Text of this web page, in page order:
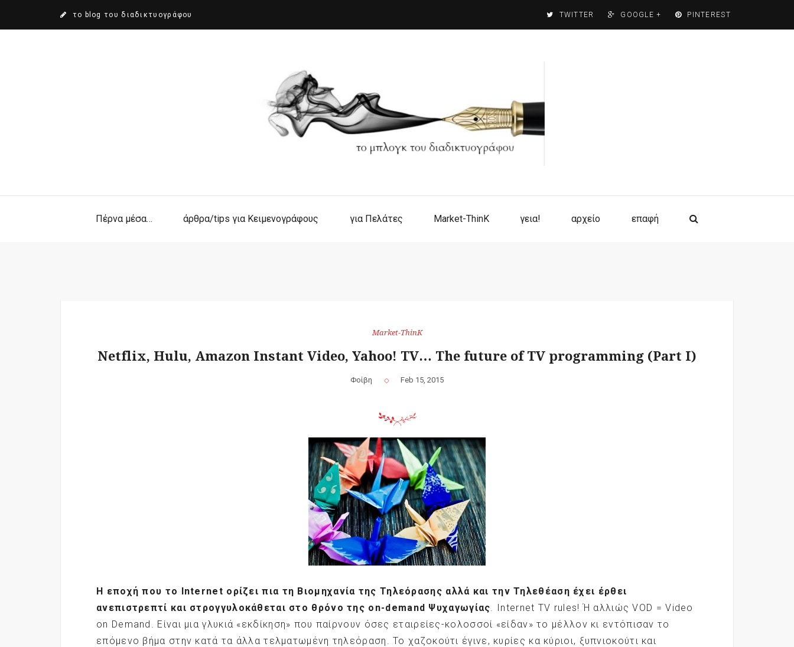
το blog του διαδικτυογράφου TWITTER GOOGLE + PINTEREST
Πέρνα μέσα… άρθρα/tips για Κειμενογράφους για Πελάτες Market-ThinK γεια! αρχείο επαφή
Market-ThinK
Netflix, Hulu, Amazon Instant Video, Yahoo! TV… The future of TV programming (Part I)
Φοίβη Feb 15, 2015
Η εποχή που το Internet ορίζει πια τη Βιομηχανία της Τηλεόρασης αλλά και την Τηλεθέαση έχει έρθει
ανεπιστρεπτί και στρογγυλοκάθεται στο θρόνο της on-demand Ψυχαγωγίας. Internet TV rules! Ή αλλιώς VOD = Video
on Demand. Είναι μια γλυκιά «εκδίκηση» που παίρνουν όσες εταιρείες-κολοσσοί «είδαν» το μέλλον κι εντόπισαν το
επόμενο βήμα στην κατά τα άλλα τελματωμένη τηλεόραση. Το χαζοκούτι έγινε, κυρίες κα κύριοι, ξυπνιοκούτι και